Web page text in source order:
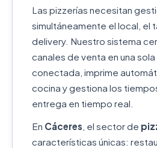
Las pizzerías necesitan
simultáneamente el local, el
delivery. Nuestro sistema
canales de venta en una
conectada, imprime
cocina y gestiona los
entrega en tiempo real.
En Cáceres , el sector de
características únicas: